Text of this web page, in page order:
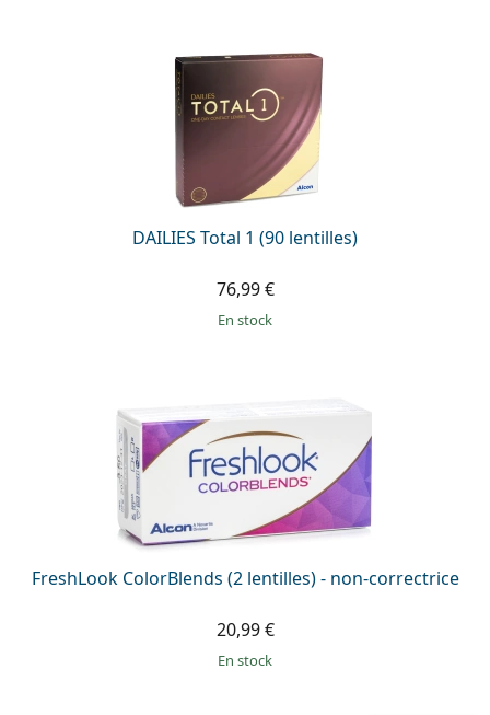
DAILIES Total 1 (90 lentilles)
76,99 €
en stock
FreshLook ColorBlends (2 lentilles) - non-correctrice
20,99 €
en stock